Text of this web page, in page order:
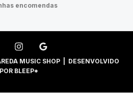
encomendas
MUSIC SHOP | DESENVOLVIDO
POR BLEEP*